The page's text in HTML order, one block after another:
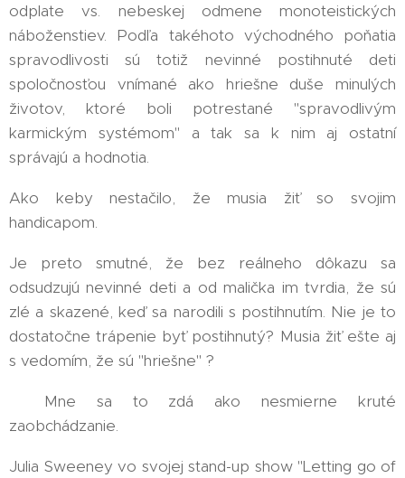
odplate vs. nebeskej odmene monoteistických
náboženstiev. Podľa takéhoto východného poňatia
spravodlivosti sú totiž nevinné postihnuté deti
spoločnosťou vnímané ako hriešne duše minulých
životov, ktoré boli potrestané "spravodlivým
karmickým systémom" a tak sa k nim aj ostatní
správajú a hodnotia.
Ako keby nestačilo, že musia žiť so svojim
handicapom.
Je preto smutné, že bez reálneho dôkazu sa
odsudzujú nevinné deti a od malička im tvrdia, že sú
zlé a skazené, keď sa narodili s postihnutím. Nie je to
dostatočne trápenie byť postihnutý? Musia žiť ešte aj
s vedomím, že sú "hriešne" ?
😠Mne sa to zdá ako nesmierne kruté
zaobchádzanie.
Julia Sweeney vo svojej stand-up show "Letting go of